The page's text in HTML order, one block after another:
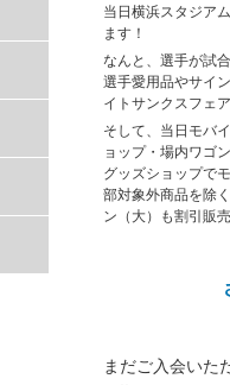
当日横浜スタジア
ます！
なんと、選手が試
選手愛用品やサイ
イトサンクスフェ
そして、当日モバ
ョップ・場内ワゴ
グッズショップで
部対象外商品を除
ン（大）も割引販売
まだご入会いた